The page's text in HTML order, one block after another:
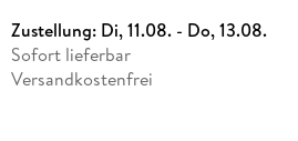
Zustellung: Di, 11.08. - Do, 13.08.
Sofort lieferbar
Versandkostenfrei